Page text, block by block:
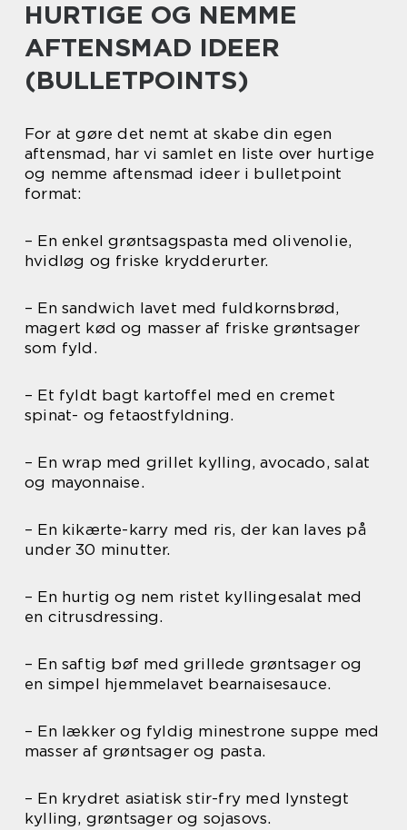
HURTIGE OG NEMME
AFTENSMAD IDEER
(BULLETPOINTS)
For at gøre det nemt at skabe din egen
aftensmad, har vi samlet en liste over hurtige
og nemme aftensmad ideer i bulletpoint
format:
– En enkel grøntsagspasta med olivenolie,
hvidløg og friske krydderurter.
– En sandwich lavet med fuldkornsbrød,
magert kød og masser af friske grøntsager
som fyld.
– Et fyldt bagt kartoffel med en cremet
spinat- og fetaostfyldning.
– En wrap med grillet kylling, avocado, salat
og mayonnaise.
– En kikærte-karry med ris, der kan laves på
under 30 minutter.
– En hurtig og nem ristet kyllingesalat med
en citrusdressing.
– En saftig bøf med grillede grøntsager og
en simpel hjemmelavet bearnaisesauce.
– En lækker og fyldig minestrone suppe med
masser af grøntsager og pasta.
– En krydret asiatisk stir-fry med lynstegt
kylling, grøntsager og sojasovs.